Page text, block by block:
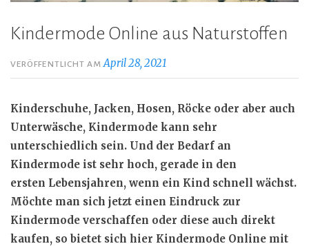
Kindermode Online aus Naturstoffen
VERÖFFENTLICHT AMApril 28, 2021
Kinderschuhe, Jacken, Hosen, Röcke oder aber auch
Unterwäsche, Kindermode kann sehr
unterschiedlich sein. Und der Bedarf an
Kindermode ist sehr hoch, gerade in den
ersten Lebensjahren, wenn ein Kind schnell wächst.
Möchte man sich jetzt einen Eindruck zur
Kindermode verschaffen oder diese auch direkt
kaufen, so bietet sich hier Kindermode Online mit